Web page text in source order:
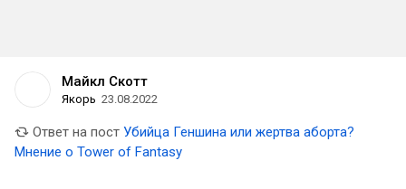
Майкл Скотт
Якорь 23.08.2022
Ответ на пост Убийца Геншина или жертва аборта?
Мнение о Tower of Fantasy